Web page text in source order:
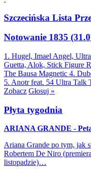
Szczecińska Lista
Notowanie 1835
1. Hugel, Imael Angel,
Guetta, Alok, Stick Figure
The Bausa Magnetic 4.
5. Anotr feat. 54 Ultra Talk
Zobacz Głosuj »
Płyta tygodnia
ARIANA GRANDE -
Ariana Grande po tym, jak
Robertem De Niro
listopadzie)…